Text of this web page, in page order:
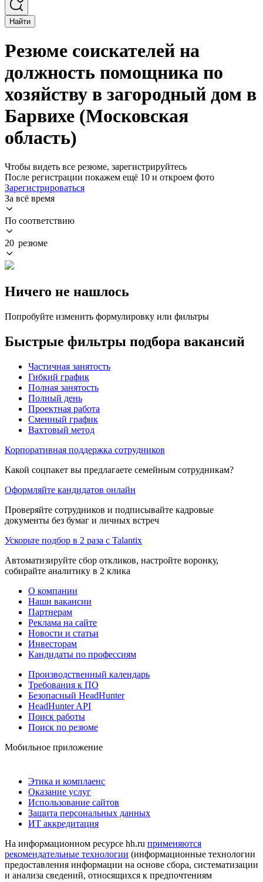
Найти
Резюме соискателей на
должность помощника по
хозяйству в загородный дом в
Барвихе (Московская
область)
Чтобы видеть все резюме, зарегистрируйтесь
После регистрации покажем ещё 10 и откроем фото
Зарегистрироваться
За всё время
По соответствию
20 резюме
Ничего не нашлось
Попробуйте изменить формулировку или фильтры
Быстрые фильтры подбора вакансий
Частичная занятость
Гибкий график
Полная занятость
Полный день
Проектная работа
Сменный график
Вахтовый метод
Корпоративная поддержка сотрудников
Какой соцпакет вы предлагаете семейным сотрудникам?
Оформляйте кандидатов онлайн
Проверяйте сотрудников и подписывайте кадровые
документы без бумаг и личных встреч
Ускорьте подбор в 2 раза с Talantix
Автоматизируйте сбор откликов, настройте воронку,
собирайте аналитику в 2 клика
О компании
Наши вакансии
Партнерам
Реклама на сайте
Новости и статьи
Инвесторам
Кандидаты по профессиям
Производственный календарь
Требования к ПО
Безопасный HeadHunter
HeadHunter API
Поиск работы
Поиск по резюме
Мобильное приложение
Этика и комплаенс
Оказание услуг
Использование сайтов
Защита персональных данных
ИТ аккредитация
На информационном ресурсе hh.ru применяются
рекомендательные технологии (информационные технологии
предоставления информации на основе сбора, систематизации
и анализа сведений, относящихся к предпочтениям